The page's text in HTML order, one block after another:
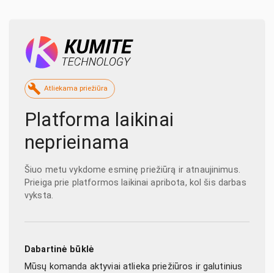
Atliekama priežiūra
Platforma laikinai
neprieinama
Šiuo metu vykdome esminę priežiūrą ir atnaujinimus.
Prieiga prie platformos laikinai apribota, kol šis darbas
vyksta.
Dabartinė būklė
Mūsų komanda aktyviai atlieka priežiūros ir galutinius